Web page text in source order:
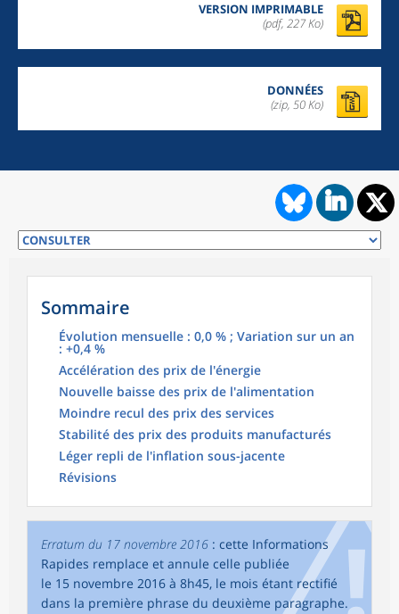
VERSION IMPRIMABLE
(pdf, 227 Ko)
DONNÉES
(zip, 50 Ko)
Sommaire
Évolution mensuelle : 0,0 % ; Variation sur un an
: +0,4 %
Accélération des prix de l'énergie
Nouvelle baisse des prix de l'alimentation
Moindre recul des prix des services
Stabilité des prix des produits manufacturés
Léger repli de l'inflation sous-jacente
Révisions
Erratum du 17 novembre 2016 : cette Informations
Rapides remplace et annule celle publiée
le 15 novembre 2016 à 8h45, le mois étant rectifié
dans la première phrase du deuxième paragraphe.